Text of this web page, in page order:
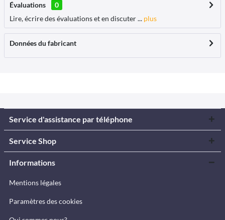
Évaluations
0
Lire, écrire des évaluations et en discuter ... plus
Données du fabricant
Service d'assistance par téléphone
Service Shop
Informations
Mentions légales
Paramètres des cookies